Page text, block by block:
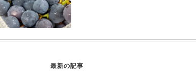
最新の記事